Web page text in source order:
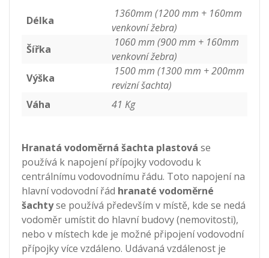
Délka
1360mm (1200 mm + 160mm
venkovní žebra)
Šířka
1060 mm (900 mm + 160mm
venkovní žebra)
Výška
1500 mm (1300 mm + 200mm
revizní šachta)
Váha
41 Kg
Hranatá vodoměrná šachta plastová se
používá k napojení přípojky vodovodu k
centrálnímu vodovodnímu řádu. Toto napojení na
hlavní vodovodní řád hranaté vodoměrné
šachtyse používá především v místě, kde se nedá
vodoměr umístit do hlavní budovy (nemovitosti),
nebo v místech kde je možné připojení vodovodní
přípojky více vzdáleno. Udávaná vzdálenost je